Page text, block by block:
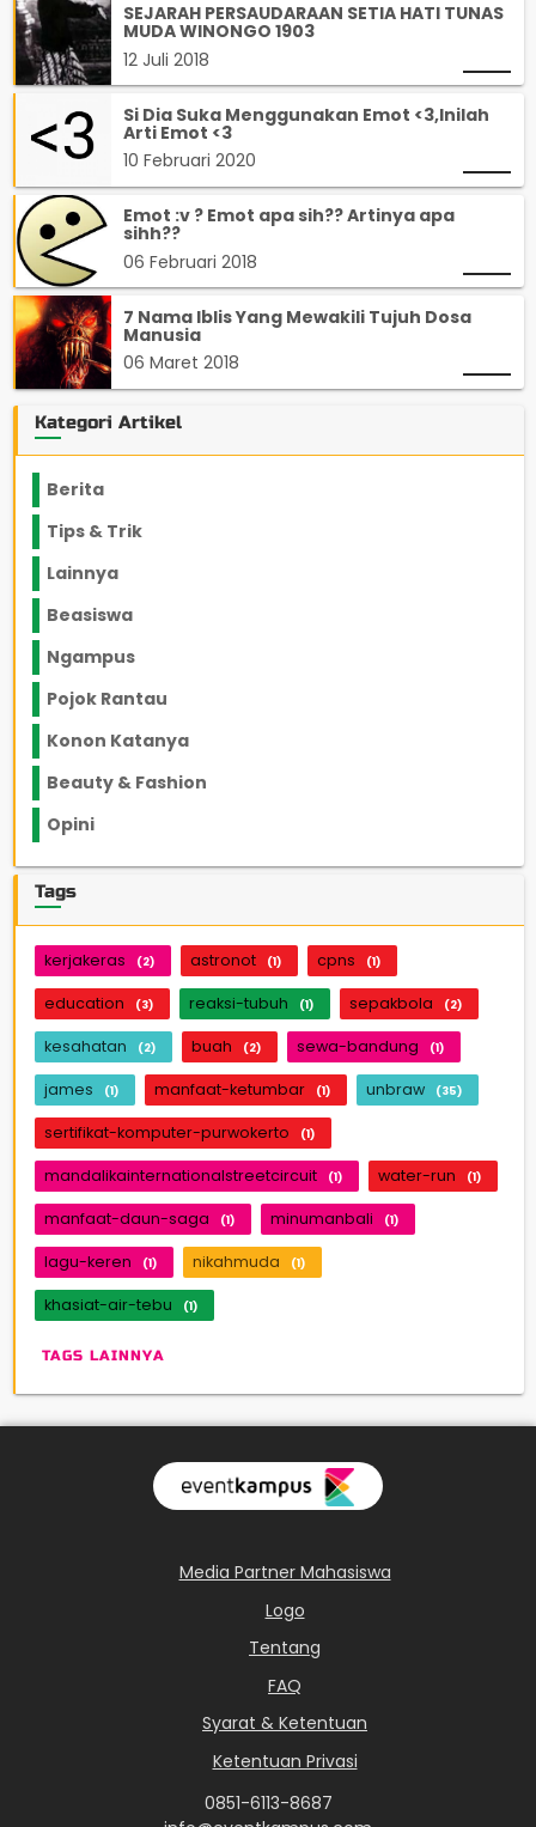
SEJARAH PERSAUDARAAN SETIA HATI TUNAS
MUDA WINONGO 1903
12 Juli 2018
Si Dia Suka Menggunakan Emot <3,Inilah
Arti Emot <3
10 Februari 2020
Emot :v ? Emot apa sih?? Artinya apa
sihh??
06 Februari 2018
7 Nama Iblis Yang Mewakili Tujuh Dosa
Manusia
06 Maret 2018
Kategori Artikel
Berita
Tips & Trik
Lainnya
Beasiswa
Ngampus
Pojok Rantau
Konon Katanya
Beauty & Fashion
Opini
Tags
kerjakeras (2) astronot (1) cpns (1)
education (3) reaksi-tubuh (1) sepakbola (2)
kesahatan (2) buah (2) sewa-bandung (1)
james (1) manfaat-ketumbar (1) unbraw (35)
sertifikat-komputer-purwokerto (1)
mandalikainternationalstreetcircuit (1) water-run (1)
manfaat-daun-saga (1) minumanbali (1)
lagu-keren (1) nikahmuda (1)
khasiat-air-tebu (1)
TAGS LAINNYA
Media Partner Mahasiswa
Logo
Tentang
FAQ
Syarat & Ketentuan
Ketentuan Privasi
0851-6113-8687